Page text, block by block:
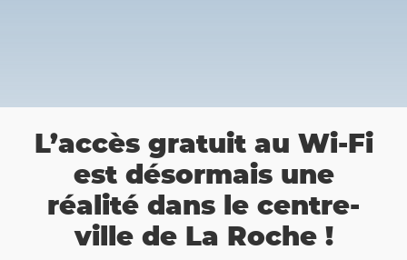
gratuit au Wi-Fi
est désormais une
réalité dans le centre-
ville de La Roche !